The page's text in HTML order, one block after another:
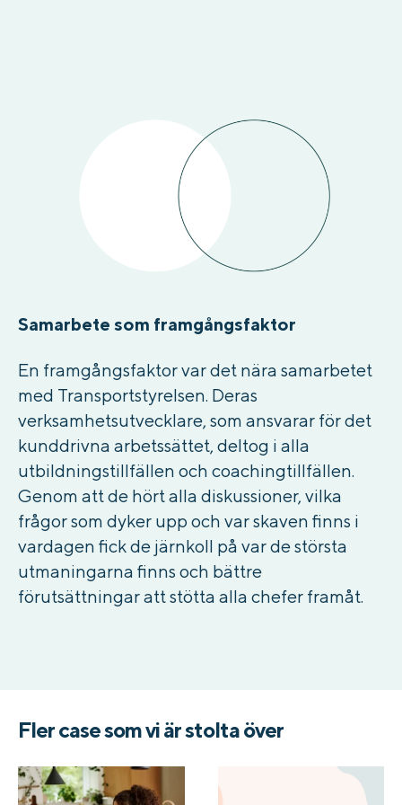
Samarbete som framgångsfaktor
En framgångsfaktor var det nära samarbetet
med Transportstyrelsen. Deras
verksamhetsutvecklare, som ansvarar för det
kunddrivna arbetssättet, deltog i alla
utbildningstillfällen och coachingtillfällen.
Genom att de hört alla diskussioner, vilka
frågor som dyker upp och var skaven finns i
vardagen fick de järnkoll på var de största
utmaningarna finns och bättre
förutsättningar att stötta alla chefer framåt.
Fler case som vi är stolta över